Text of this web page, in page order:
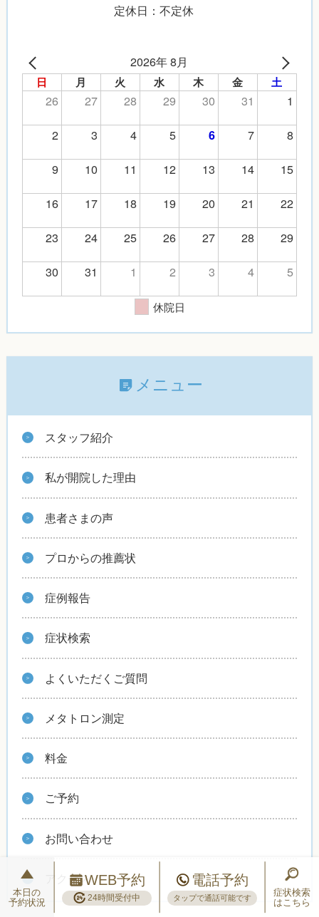
定休日：不定休
2026年 8月
日 月 火 水 木 金 土
26 27 28 29 30 31
1
2
3 4 5 6 7
8
9
10 11 12 13 14
15
16
17 18 19 20 21
22
23
24 25 26 27 28
29
30
31 1 2 3 4 5
休院日
メニュー
スタッフ紹介
私が開院した理由
患者さまの声
プロからの推薦状
症例報告
症状検索
よくいただくご質問
メタトロン測定
料金
ご予約
お問い合わせ
アクセス
本日の
予約状況
WEB予約
24時間受付中
電話予約
タップで通話可能です
症状検索
はこちら